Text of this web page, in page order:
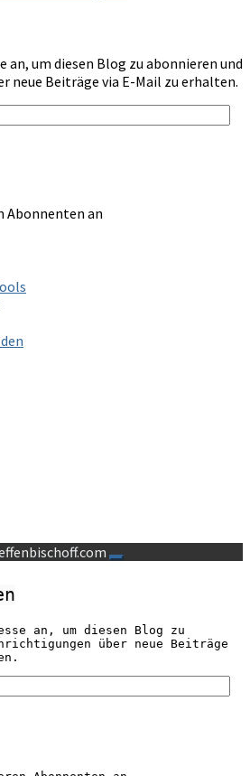
an, um diesen Blog zu abonnieren und
neue Beiträge via E-Mail zu erhalten.
Abonnenten an
an, um diesen Blog zu
über neue Beiträge